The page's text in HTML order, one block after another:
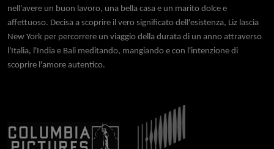
nell'avere un buon lavoro, una bella casa e un marito dolce e
affettuoso. Decisa a scoprire il vero significato dell'esistenza, Liz lascia
New York per percorrere un viaggio della durata di un anno attraverso
l'Italia, l'India e Bali meditando, mangiando e con l'intenzione di
scoprire l'amore autentico.
Immagine